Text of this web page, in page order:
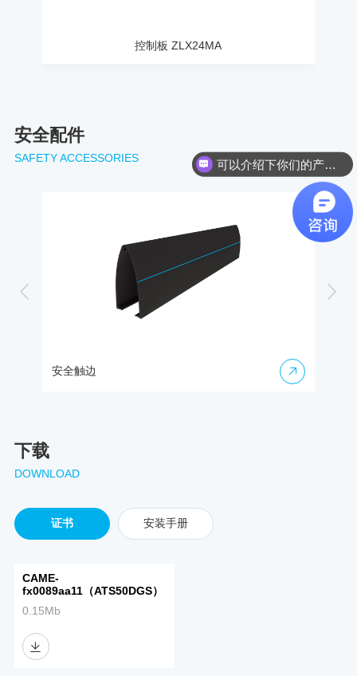
控制板 ZLX24MA
安全配件
SAFETY ACCESSORIES
下载
DOWNLOAD
证书 安装手册
CAME-
fx0089aa11（ATS50DGS）
0.15Mb
可以介绍下你们的产品么